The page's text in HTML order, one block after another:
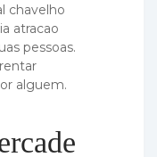
chavelho
atracao
pessoas.
alguem.